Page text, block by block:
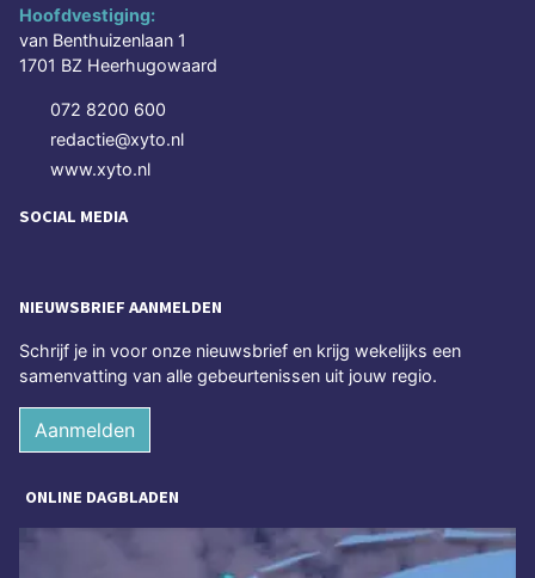
Hoofdvestiging:
van Benthuizenlaan 1
1701 BZ Heerhugowaard
072 8200 600
redactie@xyto.nl
www.xyto.nl
SOCIAL MEDIA
NIEUWSBRIEF AANMELDEN
Schrijf je in voor onze nieuwsbrief en krijg wekelijks een
samenvatting van alle gebeurtenissen uit jouw regio.
Aanmelden
ONLINE DAGBLADEN